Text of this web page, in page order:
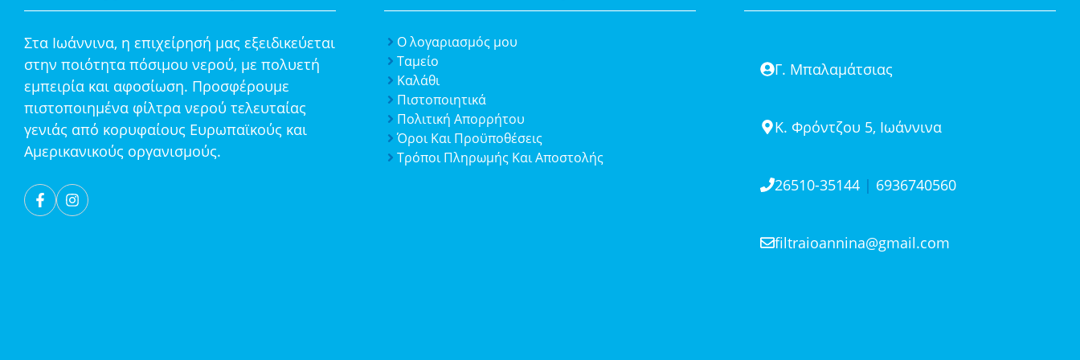
Στα Ιωάννινα, η επιχείρησή μας εξειδικεύεται
στην ποιότητα πόσιμου νερού, με πολυετή
εμπειρία και αφοσίωση. Προσφέρουμε
πιστοποιημένα φίλτρα νερού τελευταίας
γενιάς από κορυφαίους Ευρωπαϊκούς και
Αμερικανικούς οργανισμούς.
Ο λογαριασμός μου
Ταμείο
Καλάθι
Πιστοποιητικά
Πολιτική Απορρήτου
Όροι Και Προϋποθέσεις
Τρόποι Πληρωμής Και Αποστολής
Γ. Μπαλαμάτσιας
Κ. Φρόντζου 5, Ιωάννινα
26510-35144| 6936740560
filtraioannina@gmail.com